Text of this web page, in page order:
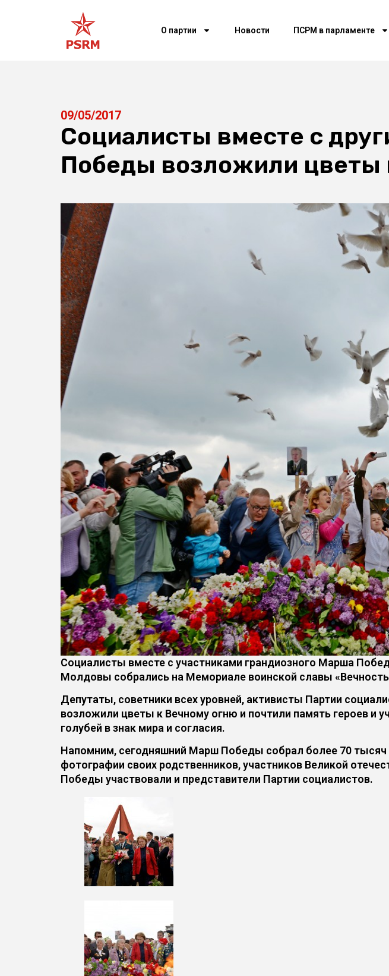
О партии Новости ПСРМ в парламенте
09/05/2017
Социалисты вместе с
Победы возложили цветы
Социалисты вместе с участниками грандиозного Марша
Молдовы собрались на Мемориале воинской славы
Депутаты, советники всех уровней, активисты Партии
возложили цветы к Вечному огню и почтили память героев и
голубей в знак мира и согласия.
Напомним, сегодняшний Марш Победы собрал более 70
фотографии своих родственников, участников Великой
Победы участвовали и представители Партии социалистов.